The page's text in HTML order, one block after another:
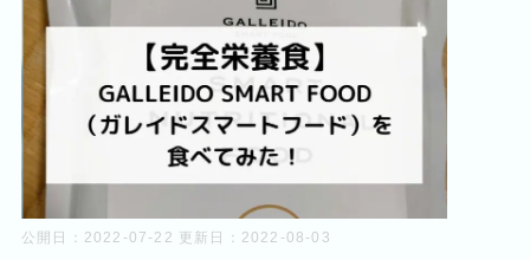
公開日： 2022-07-22 更新日： 2022-08-03